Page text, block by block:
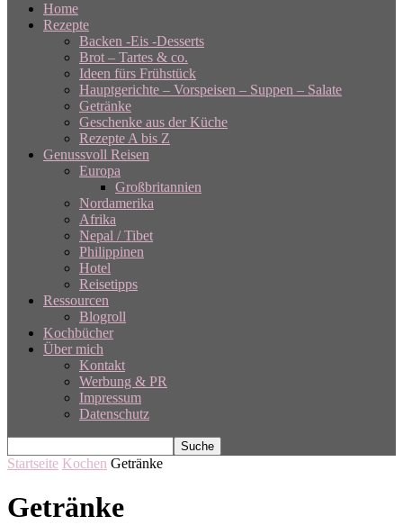
Home
Rezepte
Backen -Eis -Desserts
Brot – Tartes & co.
Ideen fürs Frühstück
Hauptgerichte – Vorspeisen – Suppen – Salate
Getränke
Geschenke aus der Küche
Rezepte A bis Z
Genussvoll Reisen
Europa
Großbritannien
Nordamerika
Afrika
Nepal / Tibet
Philippinen
Hotel
Reisetipps
Ressourcen
Blogroll
Kochbücher
Über mich
Kontakt
Werbung & PR
Impressum
Datenschutz
Startseite Kochen Getränke
Getränke